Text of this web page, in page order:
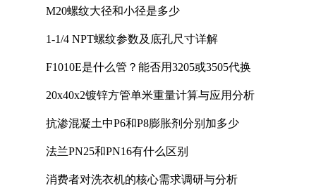
M20螺纹大径和小径是多少
1-1/4 NPT螺纹参数及底孔尺寸详解
F1010E是什么管？能否用3205或3505代换
20x40x2镀锌方管单米重量计算与应用分析
抗渗混凝土中P6和P8膨胀剂分别加多少
法兰PN25和PN16有什么区别
消费者对洗衣机的核心需求调研与分析